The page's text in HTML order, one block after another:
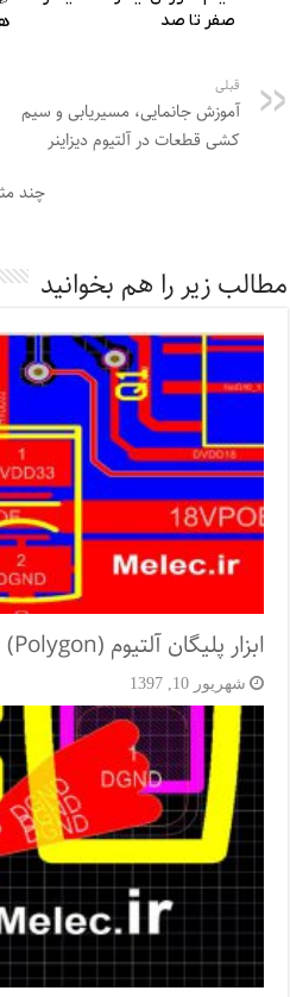
قبلی
آموزش جانمایی، مسیریابی و سیم
کشی قطعات در آلتیوم دیزاینر
مطالب زیر را هم بخوانید
ابزار پلیگان آلتیوم (Polygon) در طراحی PCB
شهریور 10, 1397